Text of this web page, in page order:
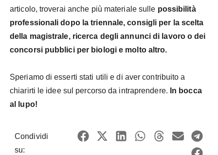
articolo, troverai anche più materiale sulle possibilità
professionali dopo la triennale, consigli per la scelta
della magistrale, ricerca degli annunci di lavoro o dei
concorsi pubblici per biologi e molto altro.
Speriamo di esserti stati utili e di aver contribuito a
chiarirti le idee sul percorso da intraprendere. In bocca
al lupo!
Condividi
su: